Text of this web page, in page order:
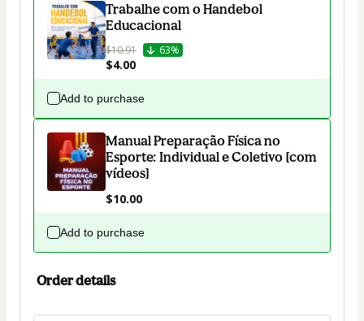
Trabalhe com o Handebol
Educacional
$10.91 63%
$4.00
Add to purchase
Manual Preparação Física no
Esporte: Individual e Coletivo [com
vídeos]
$10.00
Add to purchase
Order details